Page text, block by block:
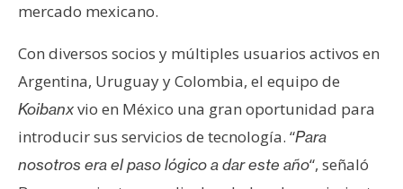
s
C
o
n
a
mercado mexicano.
Con diversos socios y múltiples usuarios activos en
Argentina, Uruguay y Colombia, el equipo de
Koibanxvio en México una gran oportunidad para
introducir sus servicios de tecnología. “Para
nosotros era el paso lógico a dar este año“, señaló